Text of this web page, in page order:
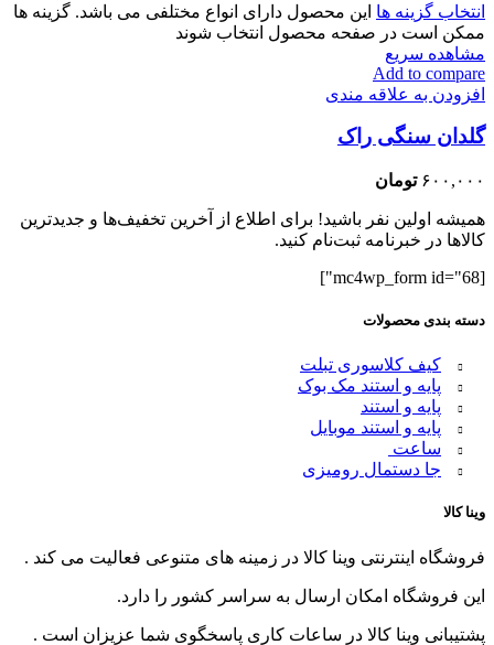
انتخاب گزینه ها این محصول دارای انواع مختلفی می باشد. گزینه ها
ممکن است در صفحه محصول انتخاب شوند
مشاهده سریع
Add to compare
افزودن به علاقه مندی
گلدان سنگی راک
۶۰۰,۰۰۰ تومان
همیشه اولین نفر باشید! برای اطلاع از آخرین تخفیف‌ها و جدیدترین
کالاها در خبرنامه ثبت‌نام کنید.
[mc4wp_form id="68"]
دسته بندی محصولات
کیف کلاسوری تبلت
پایه و استند مک بوک
پایه و استند
پایه و استند موبایل
ساعت
جا دستمال رومیزی
وینا کالا
فروشگاه اینترنتی وینا کالا در زمینه های متنوعی فعالیت می کند .
این فروشگاه امکان ارسال به سراسر کشور را دارد.
پشتیبانی وینا کالا در ساعات کاری پاسخگوی شما عزیزان است .